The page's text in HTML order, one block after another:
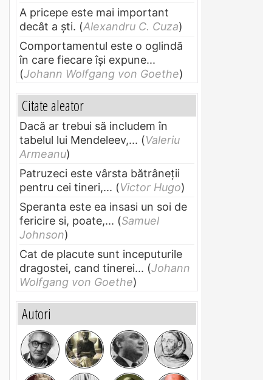
A pricepe este mai important
decât a ști. (Alexandru C. Cuza)
Comportamentul este o oglindă
în care fiecare își expune...
(Johann Wolfgang von Goethe)
Citate aleator
Dacă ar trebui să includem în
tabelul lui Mendeleev,... (Valeriu
Armeanu)
Patruzeci este vârsta bătrâneții
pentru cei tineri,... (Victor Hugo)
Speranta este ea insasi un soi de
fericire si, poate,... (Samuel
Johnson)
Cat de placute sunt inceputurile
dragostei, cand tinerei... (Johann
Wolfgang von Goethe)
Autori